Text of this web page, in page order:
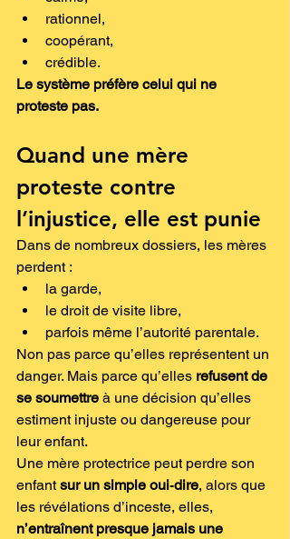
rationnel,
coopérant,
crédible.
Le système préfère celui qui ne
proteste pas.
Quand une mère
proteste contre
l’injustice, elle est punie
Dans de nombreux dossiers, les mères
perdent :
la garde,
le droit de visite libre,
parfois même l’autorité parentale.
Non pas parce qu’elles représentent un
danger. Mais parce qu’elles refusent de
se soumettre à une décision qu’elles
estiment injuste ou dangereuse pour
leur enfant.
Une mère protectrice peut perdre son
enfant sur un simple oui‑dire, alors que
les révélations d’inceste, elles,
n’entraînent presque jamais une